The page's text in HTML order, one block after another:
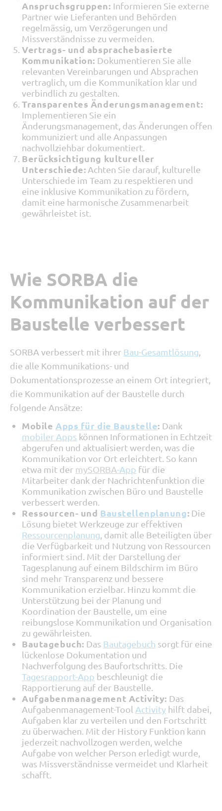
Anspruchsgruppen: Informieren Sie externe
Partner wie Lieferanten und Behörden
regelmässig, um Verzögerungen und
Missverständnisse zu vermeiden.
Vertrags- und absprachebasierte
Kommunikation: Dokumentieren Sie alle
relevanten Vereinbarungen und Absprachen
vertraglich, um die Kommunikation klar und
verbindlich zu gestalten.
Transparentes Änderungsmanagement:
Implementieren Sie ein
Änderungsmanagement, das Änderungen offen
kommuniziert und alle Anpassungen
nachvollziehbar dokumentiert.
Berücksichtigung kultureller
Unterschiede: Achten Sie darauf, kulturelle
Unterschiede im Team zu respektieren und
eine inklusive Kommunikation zu fördern,
damit eine harmonische Zusammenarbeit
gewährleistet ist.
Wie SORBA die
Kommunikation auf der
Baustelle verbessert
SORBA verbessert mit ihrer Bau-Gesamtlösung
die alle Kommunikations- und
Dokumentationsprozesse an einem Ort integriert,
die Kommunikation auf der Baustelle durch
folgende Ansätze:
Mobile Apps für die Baustelle: Dank
mobiler Apps können Informationen in Echtzeit
abgerufen und aktualisiert werden, was die
Kommunikation vor Ort erleichtert. So kann
etwa mit der mySORBA-App für die
Mitarbeiter dank der Nachrichtenfunktion die
Kommunikation zwischen Büro und Baustelle
verbessert werden.
Ressourcen- und Baustellenplanung: Die
Lösung bietet Werkzeuge zur effektiven
Ressourcenplanung , damit alle Beteiligten über
die Verfügbarkeit und Nutzung von Ressourcen
informiert sind. Mit der Darstellung der
Tagesplanung auf einem Bildschirm im Büro
sind mehr Transparenz und bessere
Kommunikation erzielbar. Hinzu kommt die
Unterstützung bei der Planung und
Koordination der Baustelle, um eine
reibungslose Kommunikation und Organisation
zu gewährleisten.
Bautagebuch: Das Bautagebuch sorgt für eine
lückenlose Dokumentation und
Nachverfolgung des Baufortschritts. Die
Tagesrapport-App beschleunigt die
Rapportierung auf der Baustelle.
Aufgabenmanagement Activity: Das
Aufgabenmanagement-Tool Activity hilft dabei,
Aufgaben klar zu verteilen und den Fortschritt
zu überwachen. Mit der History Funktion kann
jederzeit nachvollzogen werden, welche
Aufgabe von welcher Person erledigt wurde,
was Missverständnisse vermeidet und Klarheit
schafft